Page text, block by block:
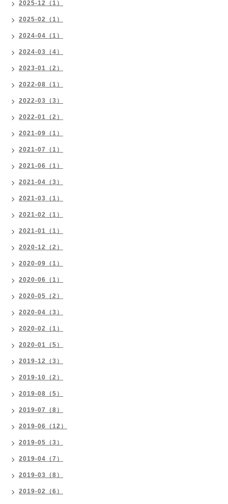
2025-12（1）
2025-02（1）
2024-04（1）
2024-03（4）
2023-01（2）
2022-08（1）
2022-03（3）
2022-01（2）
2021-09（1）
2021-07（1）
2021-06（1）
2021-04（3）
2021-03（1）
2021-02（1）
2021-01（1）
2020-12（2）
2020-09（1）
2020-06（1）
2020-05（2）
2020-04（3）
2020-02（1）
2020-01（5）
2019-12（3）
2019-10（2）
2019-08（5）
2019-07（8）
2019-06（12）
2019-05（3）
2019-04（7）
2019-03（8）
2019-02（6）